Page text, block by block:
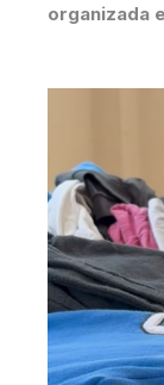
organizada